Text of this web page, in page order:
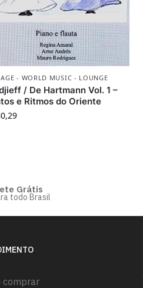
AGE - WORLD MUSIC - LOUNGE
/ De Hartmann Vol. 1 –
e Ritmos do Oriente
Grátis
todo Brasil
comprar